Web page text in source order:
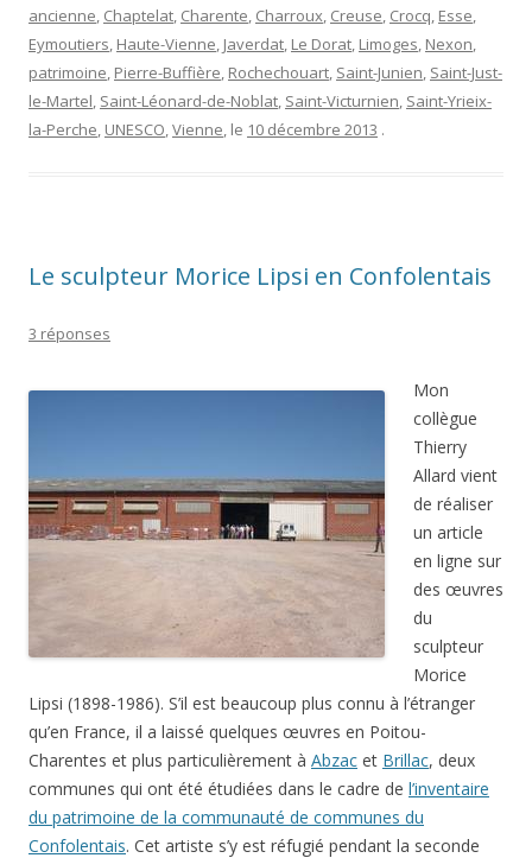
ancienne, Chaptelat, Charente, Charroux, Creuse, Crocq, Esse,
Eymoutiers, Haute-Vienne, Javerdat, Le Dorat, Limoges, Nexon,
patrimoine, Pierre-Buffière, Rochechouart, Saint-Junien, Saint-Just-
le-Martel, Saint-Léonard-de-Noblat, Saint-Victurnien, Saint-Yrieix-
la-Perche, UNESCO,Vienne, le 10 décembre 2013 .
Le sculpteur Morice Lipsi en Confolentais
3 réponses
Mon
collègue
Thierry
Allard vient
de réaliser
un article
en ligne sur
des œuvres
du
sculpteur
Morice
Lipsi (1898-1986). S’il est beaucoup plus connu à l’étranger
qu’en France, il a laissé quelques œuvres en Poitou-
Charentes et plus particulièrement à Abzac et Brillac, deux
communes qui ont été étudiées dans le cadre de l’inventaire
du patrimoine de la communauté de communes du
Confolentais. Cet artiste s’y est réfugié pendant la seconde